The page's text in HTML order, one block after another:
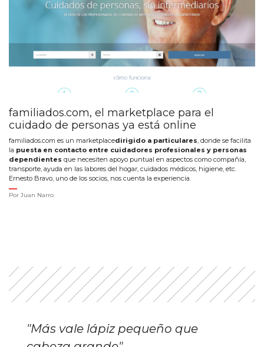
familiados.com, el marketplace para el
cuidado de personas ya está online
familiados.com es un marketplacedirigido a particulares, donde se facilita
la puesta en contacto entre cuidadores profesionales y personas
dependientes que necesiten apoyo puntual en aspectos como compañía,
transporte, ayuda en las labores del hogar, cuidados médicos, higiene, etc.
Ernesto Bravo, uno de los socios, nos cuenta la experiencia.
Por Juan Narro
"Más vale lápiz pequeño que